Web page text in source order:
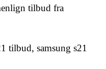
tilbud fra
tilbud, samsung s21